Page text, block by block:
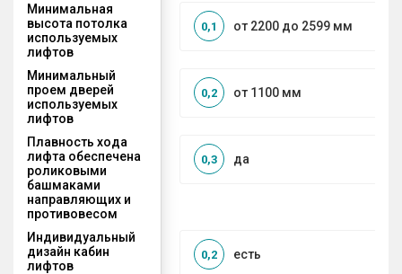
Минимальная
высота потолка
используемых
лифтов
от 2200 до 2599 мм
0,1
Минимальный
проем дверей
используемых
лифтов
от 1100 мм
0,2
Плавность хода
лифта обеспечена
роликовыми
башмаками
направляющих и
противовесом
да
0,3
Индивидуальный
дизайн кабин
лифтов
есть
0,2